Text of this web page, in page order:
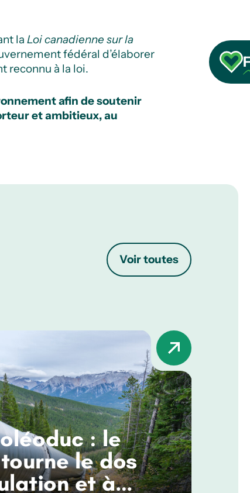
la Loi canadienne sur la
fédéral d’élaborer
reconnu à la loi.
afin de soutenir
et ambitieux, au
Voir toutes
: le
le dos
et à